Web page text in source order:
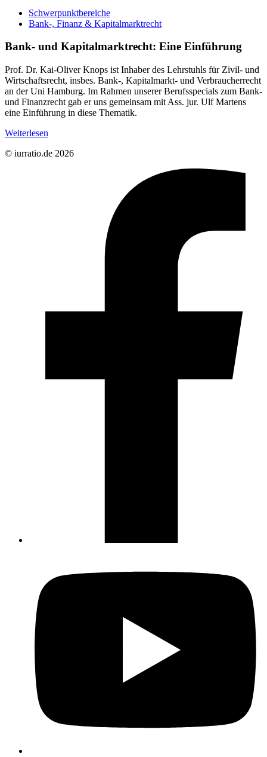
Schwerpunktbereiche
Bank-, Finanz & Kapitalmarktrecht
Bank- und Kapitalmarktrecht: Eine Einführung
Prof. Dr. Kai-Oliver Knops ist Inhaber des Lehrstuhls für Zivil- und
Wirtschaftsrecht, insbes. Bank-, Kapitalmarkt- und Verbraucherrecht
an der Uni Hamburg. Im Rahmen unserer Berufsspecials zum Bank-
und Finanzrecht gab er uns gemeinsam mit Ass. jur. Ulf Martens
eine Einführung in diese Thematik.
Weiterlesen
© iurratio.de 2026